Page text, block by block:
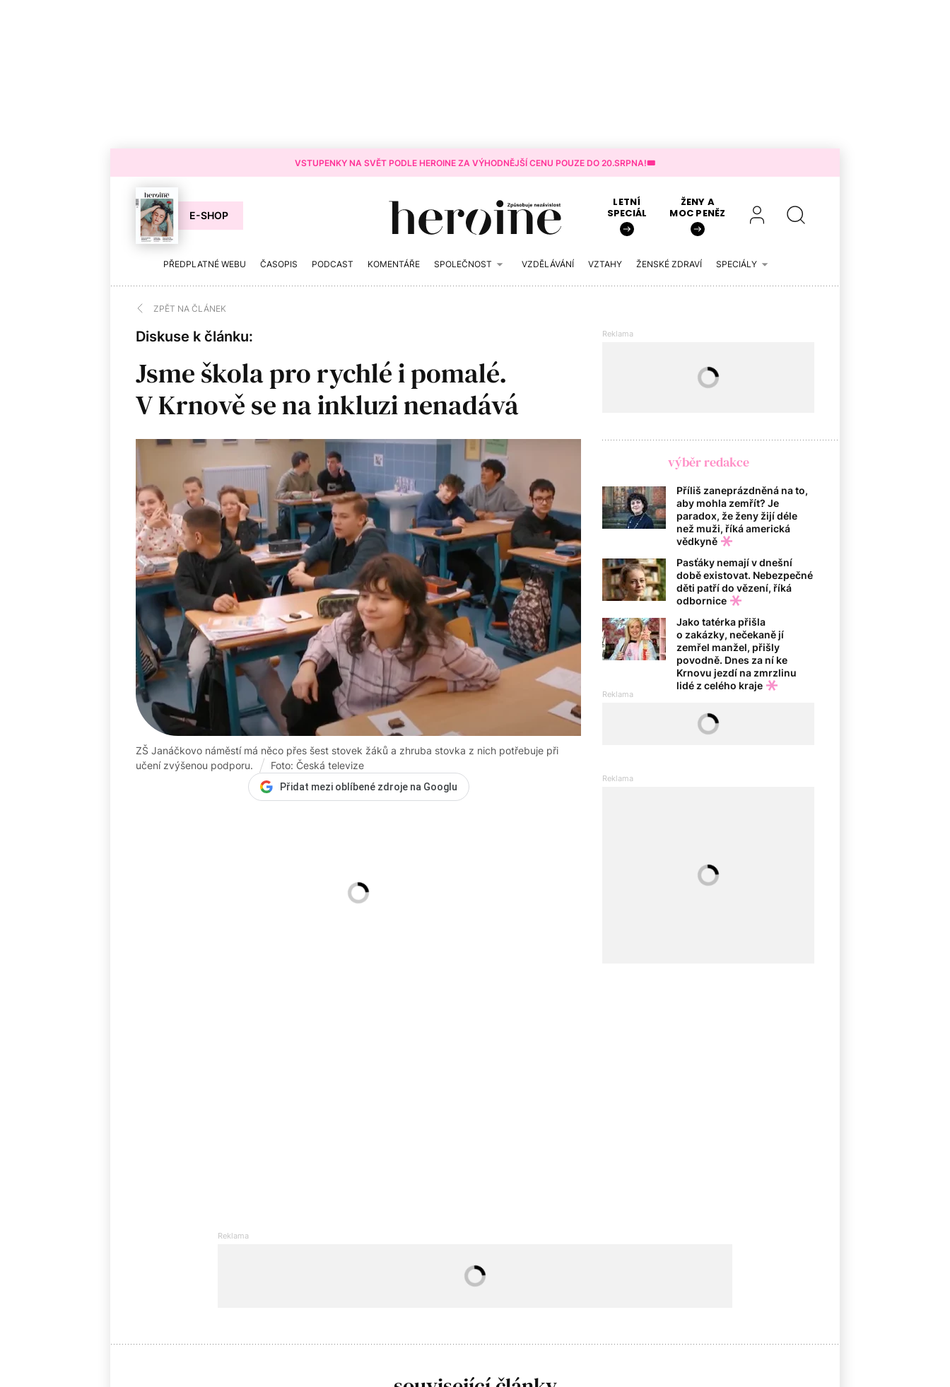
VSTUPENKY NA SVĚT PODLE HEROINE ZA VÝHODNĚJŠÍ CENU POUZE DO 20.SRPNA!🎟️
E-SHOP
LETNÍ
SPECIÁL
ŽENY A
MOC PENĚZ
PŘEDPLATNÉ WEBU ČASOPIS PODCAST KOMENTÁŘE SPOLEČNOST VZDĚLÁVÁNÍ VZTAHY ŽENSKÉ ZDRAVÍ SPECIÁLY
ZPĚT NA ČLÁNEK
Diskuse k článku:
Jsme škola pro rychlé i pomalé.
V Krnově se na inkluzi nenadává
ZŠ Janáčkovo náměstí má něco přes šest stovek žáků a zhruba stovka z nich potřebuje při
učení zvýšenou podporu.
Foto: Česká televize
Přidat mezi oblíbené zdroje na Googlu
výběr redakce
Příliš zaneprázdněná na to,
aby mohla zemřít? Je
paradox, že ženy žijí déle
než muži, říká americká
vědkyně
Pasťáky nemají v dnešní
době existovat. Nebezpečné
děti patří do vězení, říká
odbornice
Jako tatérka přišla
o zakázky, nečekaně jí
zemřel manžel, přišly
povodně. Dnes za ní ke
Krnovu jezdí na zmrzlinu
lidé z celého kraje